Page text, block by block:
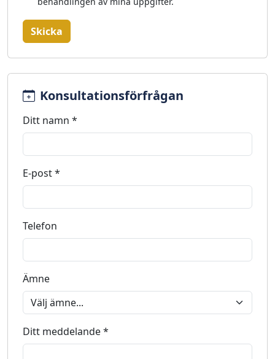
Skicka
Konsultationsförfrågan
Ditt namn *
E-post *
Telefon
Ämne
Ditt meddelande *